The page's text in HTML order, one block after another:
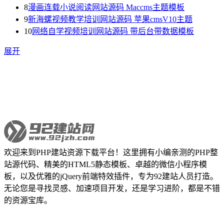
8漫画连载小说阅读网站源码 Maccms主题模板
9新海螺视频教学培训网站源码 苹果cmsV10主题
10网络自学视频培训网站源码 带后台带数据模板
展开
欢迎来到PHP建站资源下载平台！这里拥有小编亲测的PHP整
站源代码、精美的HTML5静态模板、卓越的微信小程序模
板，以及优雅的jQuery前端特效插件，专为92建站人员打造。
无论您是寻找灵感、加速项目开发，还是学习进阶，都是不错
的资源宝库。